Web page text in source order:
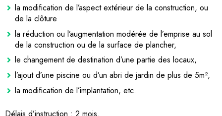
la modification de l’aspect extérieur de la construction, ou
de la clôture
la réduction ou l’augmentation modérée de l’emprise au sol
de la construction ou de la surface de plancher,
le changement de destination d’une partie des locaux,
l’ajout d’une piscine ou d’un abri de jardin de plus de 5m²,
la modification de l’implantation, etc.